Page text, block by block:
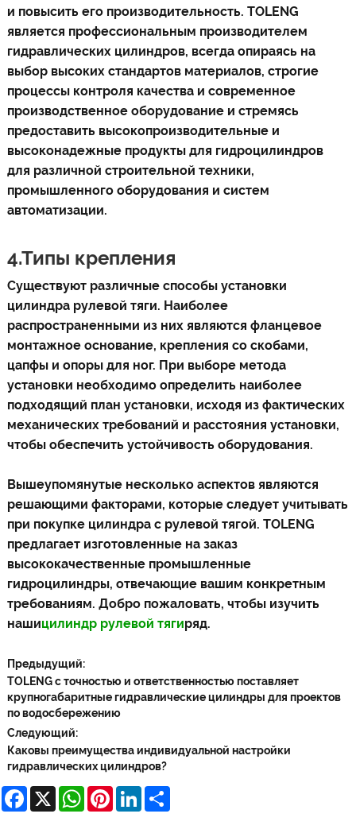
и повысить его производительность. TOLENG
является профессиональным производителем
гидравлических цилиндров, всегда опираясь на
выбор высоких стандартов материалов, строгие
процессы контроля качества и современное
производственное оборудование и стремясь
предоставить высокопроизводительные и
высоконадежные продукты для гидроцилиндров
для различной строительной техники,
промышленного оборудования и систем
автоматизации.
4.Типы крепления
Существуют различные способы установки
цилиндра рулевой тяги. Наиболее
распространенными из них являются фланцевое
монтажное основание, крепления со скобами,
цапфы и опоры для ног. При выборе метода
установки необходимо определить наиболее
подходящий план установки, исходя из фактических
механических требований и расстояния установки,
чтобы обеспечить устойчивость оборудования.
Вышеупомянутые несколько аспектов являются
решающими факторами, которые следует учитывать
при покупке цилиндра с рулевой тягой. TOLENG
предлагает изготовленные на заказ
высококачественные промышленные
гидроцилиндры, отвечающие вашим конкретным
требованиям. Добро пожаловать, чтобы изучить
нашицилиндр рулевой тягиряд.
Предыдущий:
TOLENG с точностью и ответственностью поставляет
крупногабаритные гидравлические цилиндры для проектов
по водосбережению
Следующий:
Каковы преимущества индивидуальной настройки
гидравлических цилиндров?
Facebook
X WhatsApp
PinterestLinkedIn